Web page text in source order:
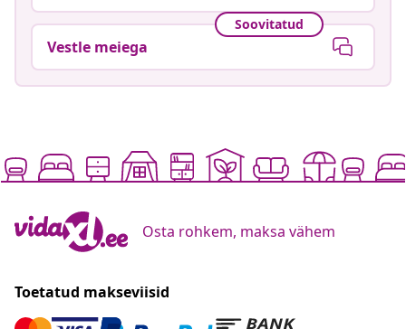
Soovitatud
Vestle meiega
Osta rohkem, maksa vähem
Toetatud makseviisid